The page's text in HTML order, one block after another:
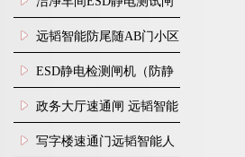
机
远韬智能防尾随AB门小区
门禁闸机安装
​ESD静电检测闸机（防静
电门禁通道系统）
政务大厅速通闸 远韬智能
防尾随静音速通门
写字楼速通门远韬智能人